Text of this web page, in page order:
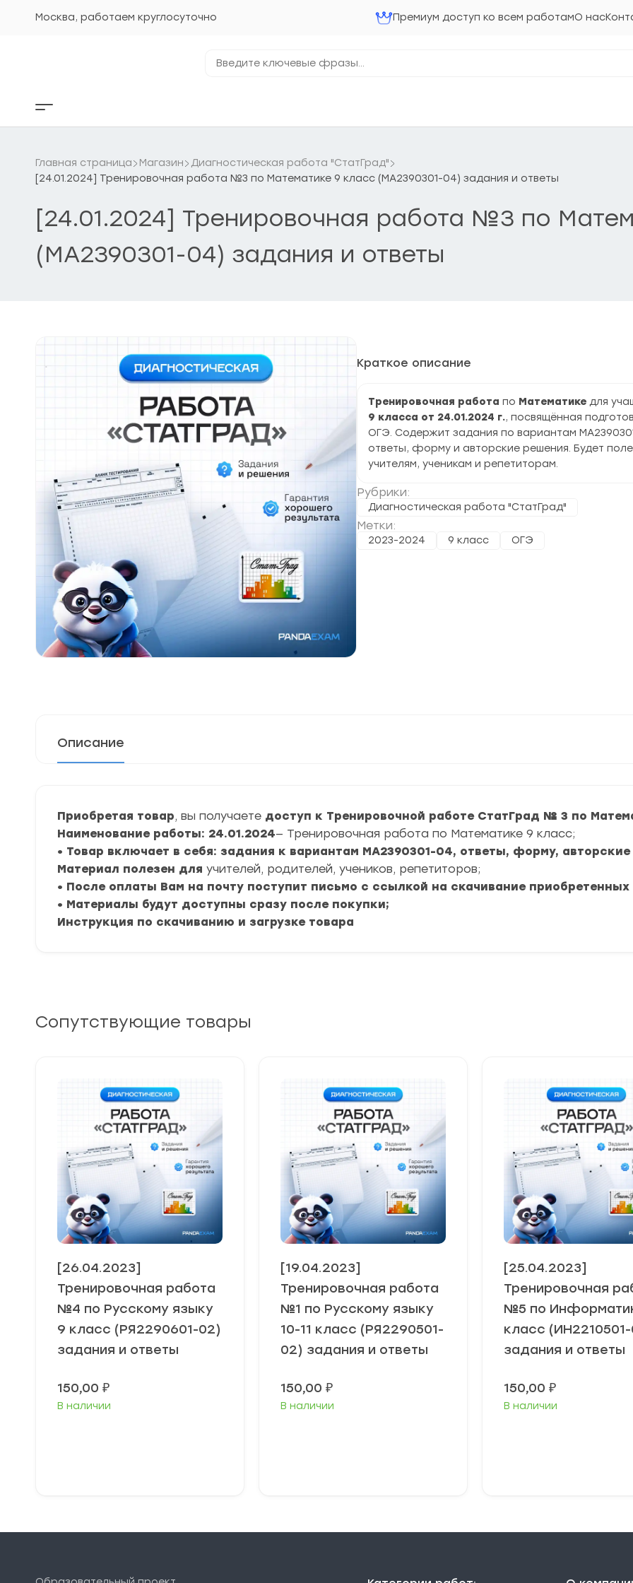
Москва, работаем круглосуточно Премиум доступ ко всем работамО нас
ключевые
Кнопка
бокового
Главная страница Магазин
Диагностическая работа "СтатГрад"
[24.01.2024] Тренировочная работа №3 по Математике 9 класс (МА2390301-04) задания и ответы
[24.01.2024] Тренировочная работа №3 по
(МА2390301-04) задания и ответы
Краткое описание
Тренировочная работа по Математике для
9 класса от 24.01.2024 г., посвящённая
ОГЭ. Содержит задания по вариантам
ответы, форму и авторские решения. Будет
учителям, ученикам и репетиторам.
Рубрики:
Диагностическая работа "СтатГрад"
Метки:
2023-2024 9 класс ОГЭ
Описание
Приобретая товар, вы получаете доступ к Тренировочной работе СтатГрад № 3 по
Наименование работы: 24.01.2024— Тренировочная работа по Математике 9 класс;
• Товар включает в себя: задания к вариантам МА2390301-04, ответы, форму,
Материал полезен для учителей, родителей, учеников, репетиторов;
• После оплаты Вам на почту поступит письмо с ссылкой на скачивание приобретенных
• Материалы будут доступны сразу после покупки;
Инструкция по скачиванию и загрузке товара
Сопутствующие товары
[26.04.2023]
Тренировочная работа
№4 по Русскому языку
9 класс (РЯ2290601-02)
задания и ответы
150,00 ₽
В наличии
[19.04.2023]
Тренировочная работа
№1 по Русскому языку
10-11 класс (РЯ2290501-
02) задания и ответы
150,00 ₽
В наличии
[25.04.2023]
Тренировочная
№5 по
класс
задания и ответы
150,00 ₽
В наличии